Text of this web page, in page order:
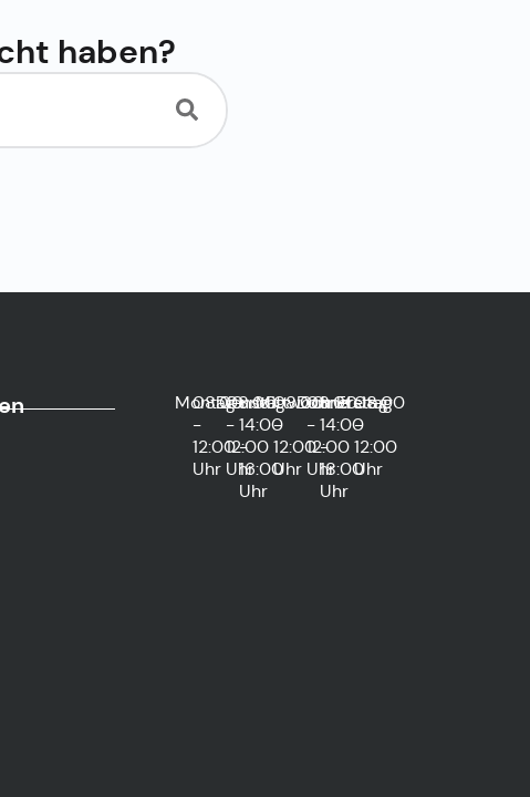
haben?
Montag
08:00
-
12:00
Uhr
Dienstag
08:00
-
12:00
Uhr
und
14:00
-
16:00
Uhr
Mittwoch
08:00
-
12:00
Uhr
Donnerstag
08:00
-
12:00
Uhr
und
14:00
-
18:00
Uhr
Freitag
08:00
-
12:00
Uhr